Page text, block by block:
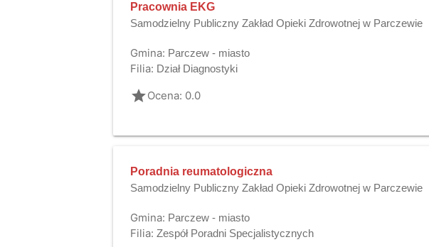
Pracownia EKG
Samodzielny Publiczny Zakład Opieki Zdrowotnej w Parczewie
Gmina: Parczew - miasto
Filia: Dział Diagnostyki
gradeOcena: 0.0
Poradnia reumatologiczna
Samodzielny Publiczny Zakład Opieki Zdrowotnej w Parczewie
Gmina: Parczew - miasto
Filia: Zespół Poradni Specjalistycznych